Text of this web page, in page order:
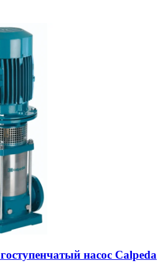
насос Calpeda